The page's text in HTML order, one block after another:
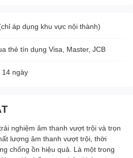
áp dụng khu vực nội thành)
thẻ tín dụng Visa, Master, JCB
ngày
nghiệm âm thanh vượt trội và trọn
lượng âm thanh vượt trội, thời
chống ồn hiệu quả. Là một trong